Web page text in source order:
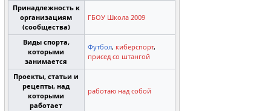
Принадлежность к
организациям
(сообщества)
ГБОУ Школа 2009
Виды спорта,
которыми
занимается
Футбол, киберспорт,
присед со штангой
Проекты, статьи и
рецепты, над
которыми
работает
работаю над собой